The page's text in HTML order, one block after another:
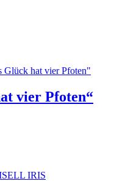
vier Pfoten“